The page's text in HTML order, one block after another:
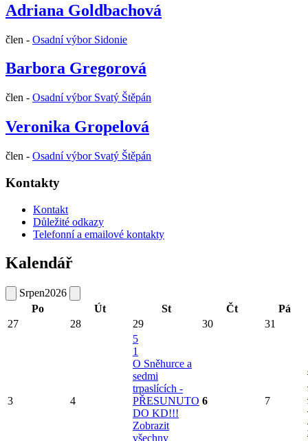
Adriana Goldbachová
člen - Osadní výbor Sidonie
Barbora Gregorová
člen - Osadní výbor Svatý Štěpán
Veronika Gropelová
člen - Osadní výbor Svatý Štěpán
Kontakty
Kontakt
Důležité odkazy
Telefonní a emailové kontakty
Kalendář
Srpen2026
Po
Út St Čt
Pá
27
28 29 30 31
3 4
5
1
O Sněhurce a
sedmi
trpaslících -
PŘESUNUTO
DO KD!!!
Zobrazit
všechny
6 7